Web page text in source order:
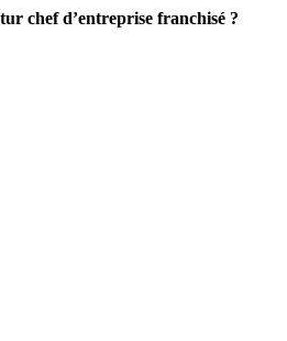
chef d’entreprise franchisé ?